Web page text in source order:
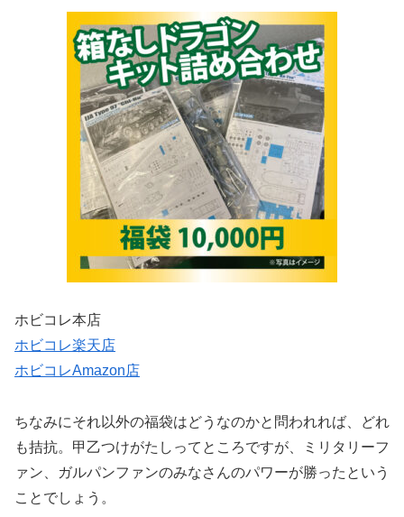
ホビコレ本店
ホビコレ楽天店
ホビコレAmazon店
ちなみにそれ以外の福袋はどうなのかと問われれば、どれ
も拮抗。甲乙つけがたしってところですが、ミリタリーフ
ァン、ガルパンファンのみなさんのパワーが勝ったという
ことでしょう。